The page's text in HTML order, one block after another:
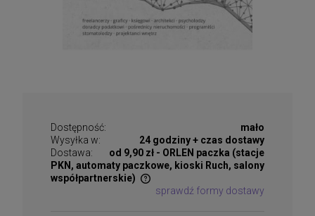
Dostępność:
mało
Wysyłka w:
24 godziny + czas dostawy
Dostawa:
od 9,90 zł - ORLEN paczka (stacje
PKN, automaty paczkowe, kioski Ruch, salony
współpartnerskie)
Cena nie zawiera ewentualnych kosztów płatności
sprawdź formy dostawy